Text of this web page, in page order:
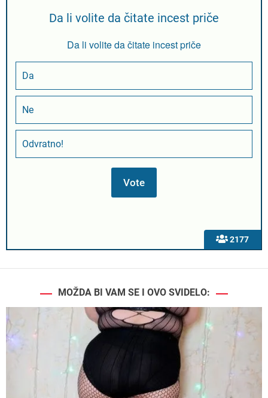
2177
Da li volite da čitate incest priče
Da li volite da čitate incest priče
Da
Ne
Odvratno!
MOŽDA BI VAM SE I OVO SVIDELO: